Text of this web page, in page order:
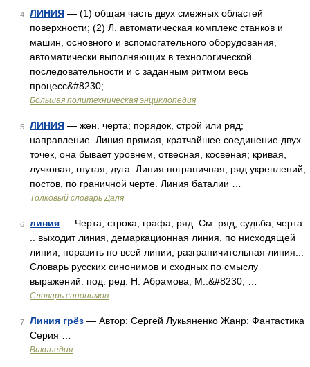
4 ЛИНИЯ — (1) общая часть двух смежных областей
поверхности; (2) Л. автоматическая комплекс станков и
машин, основного и вспомогательного оборудования,
автоматически выполняющих в технологической
последовательности и с заданным ритмом весь
процесс&#8230; …
Большая политехническая энциклопедия
5 ЛИНИЯ — жен. черта; порядок, строй или ряд;
направление. Линия прямая, кратчайшее соединение двух
точек, она бывает уровнем, отвесная, косвеная; кривая,
лучковая, гнутая, дуга. Линия пограничная, ряд укреплений,
постов, по граничной черте. Линия баталии …
Толковый словарь Даля
6 линия — Черта, строка, графа, ряд. См. ряд, судьба, черта
.. выходит линия, демаркационная линия, по нисходящей
линии, поразить по всей линии, разграничительная линия...
Словарь русских синонимов и сходных по смыслу
выражений. под. ред. Н. Абрамова, М.:&#8230; …
Словарь синонимов
7 Линия грёз — Автор: Сергей Лукьяненко Жанр: Фантастика
Серия …
Википедия